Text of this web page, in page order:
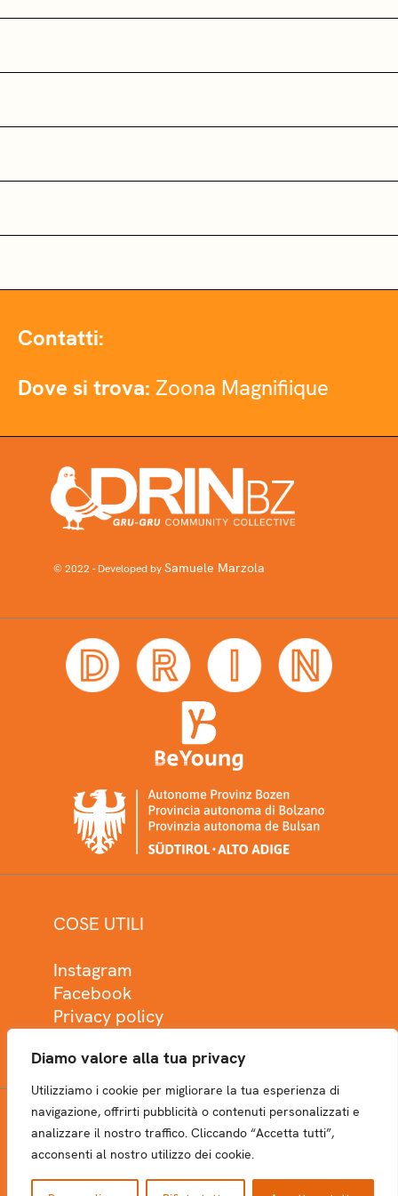
Diamo valore alla tua privacy
Utilizziamo i cookie per migliorare la tua esperienza di
navigazione, offrirti pubblicità o contenuti personalizzati e
analizzare il nostro traffico. Cliccando “Accetta tutti”,
acconsenti al nostro utilizzo dei cookie.
Contatti:
Dove si trova: Zoona Magnifiique
© 2022 - Developed bySamuele Marzola
COSE UTILI
Instagram
Facebook
Privacy policy
NEWSLETTER